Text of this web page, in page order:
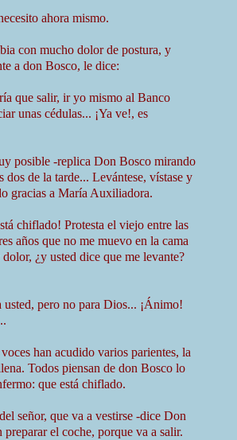
ahora mismo.
con mucho dolor de postura, y
a don Bosco, le dice:
que salir, ir yo mismo al Banco
unas cédulas... ¡Ya ve!, es
posible -replica Don Bosco mirando
dos de la tarde... Levántese, vístase y
gracias a María Auxiliadora.
chiflado! Protesta el viejo entre las
años que no me muevo en la cama
¿y usted dice que me levante?
usted, pero no para Dios... ¡Ánimo!
han acudido varios parientes, la
Todos piensan de don Bosco lo
que está chiflado.
señor, que va a vestirse -dice Don
el coche, porque va a salir.